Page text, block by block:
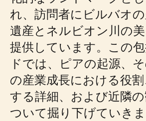
れ、訪問者にビルバオ
遺産とネルビオン川の
提供しています。この
ドでは、ピアの起源、
の産業成長における役
する詳細、および近隣
ついて掘り下げていきま